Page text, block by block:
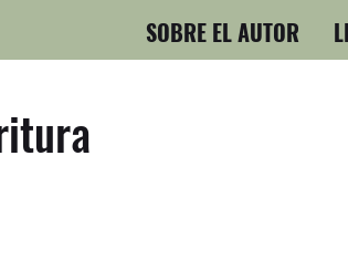
SOBRE EL AUTOR